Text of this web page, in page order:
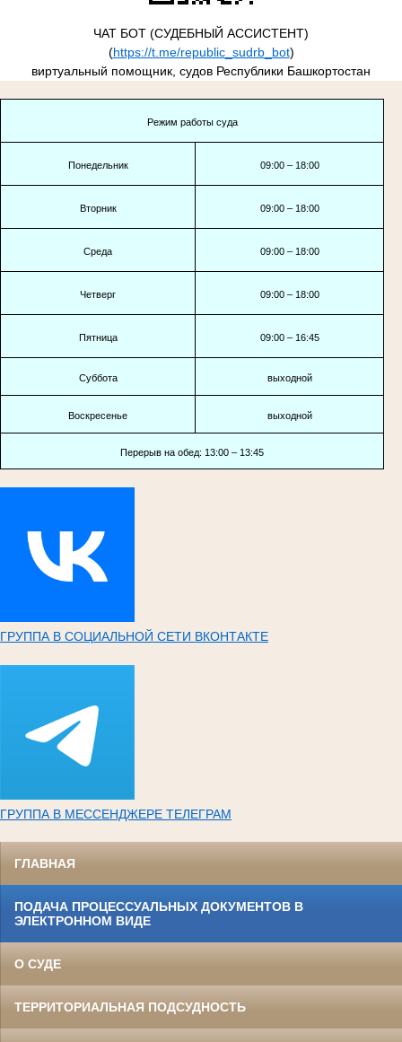
ЧАТ БОТ (СУДЕБНЫЙ АССИСТЕНТ)
(https://t.me/republic_sudrb_bot)
виртуальный помощник, судов Республики Башкортостан
Режим работы суда
Понедельник 09:00 – 18:00
Вторник 09:00 – 18:00
Среда 09:00 – 18:00
Четверг 09:00 – 18:00
Пятница 09:00 – 16:45
Суббота выходной
Воскресенье выходной
Перерыв на обед: 13:00 – 13:45
ГРУППА В СОЦИАЛЬНОЙ СЕТИ ВКОНТАКТЕ
ГРУППА В МЕССЕНДЖЕРЕ ТЕЛЕГРАМ
ГЛАВНАЯ
ПОДАЧА ПРОЦЕССУАЛЬНЫХ ДОКУМЕНТОВ В
ЭЛЕКТРОННОМ ВИДЕ
О СУДЕ
ТЕРРИТОРИАЛЬНАЯ ПОДСУДНОСТЬ